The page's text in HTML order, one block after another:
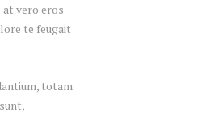
vero eros
te feugait
totam